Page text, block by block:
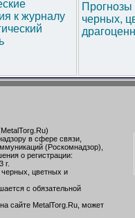
к журналу
черных,
в сфере связи,
(Роскомнадзор),
о регистрации:
г.
черных, цветных и
с обязательной
сайте MetalTorg.Ru, может